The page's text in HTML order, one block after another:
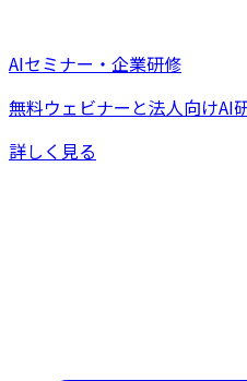
AIセミナー・企業研修
無料ウェビナーと法人向けAI
詳しく見る